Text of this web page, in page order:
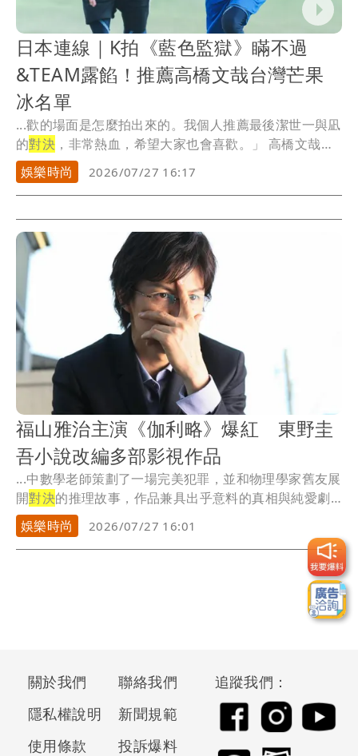
日本連線｜K拍《藍色監獄》瞞不過
&TEAM露餡！推薦高橋文哉台灣芒果
冰名單
...歡的場面是怎麼拍出來的。我個人推薦最後潔世一與凪
的對決 ，非常熱血，希望大家也會喜歡。」 高橋文哉
也...
娛樂時尚 2026/07/27 16:17
福山雅治主演《伽利略》爆紅 東野圭
吾小說改編多部影視作品
...中數學老師策劃了一場完美犯罪，並和物理學家舊友展
開對決的推理故事，作品兼具出乎意料的真相與純愛劇
情，...
娛樂時尚 2026/07/27 16:01
關於我們
聯絡我們
隱私權說明
新聞規範
使用條款
投訴爆料
追蹤我們：